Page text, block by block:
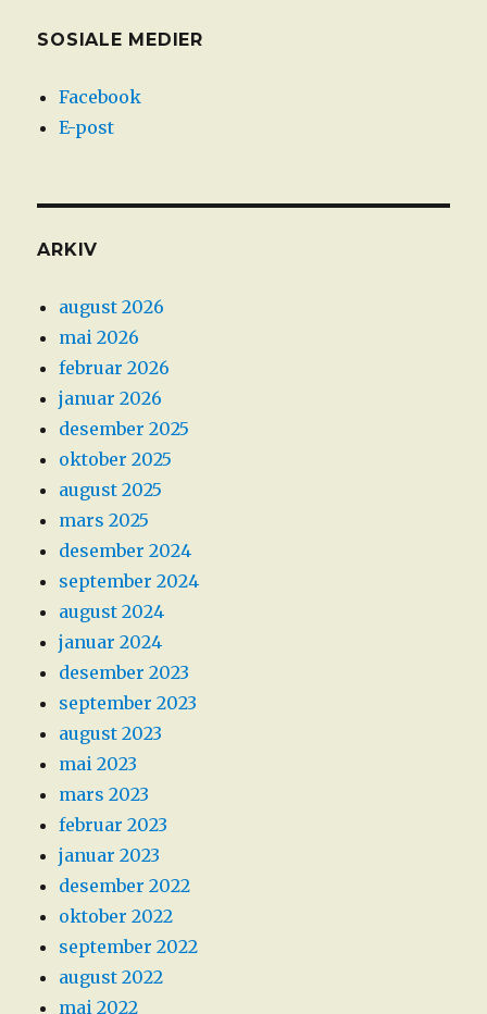
SOSIALE MEDIER
Facebook
E-post
ARKIV
august 2026
mai 2026
februar 2026
januar 2026
desember 2025
oktober 2025
august 2025
mars 2025
desember 2024
september 2024
august 2024
januar 2024
desember 2023
september 2023
august 2023
mai 2023
mars 2023
februar 2023
januar 2023
desember 2022
oktober 2022
september 2022
august 2022
mai 2022